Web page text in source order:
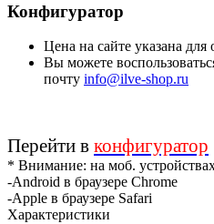
Конфигуратор
Цена на сайте указана
Вы можете
почту info@ilve-shop.ru
Перейти в конфигуратор
* Внимание: на моб. устройствах
-Android в браузере Chrome
-Apple в браузере Safari
Характеристики